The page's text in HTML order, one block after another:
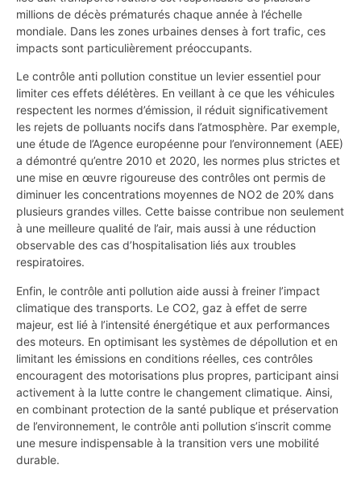
millions de décès prématurés chaque année à l’échelle
mondiale. Dans les zones urbaines denses à fort trafic, ces
impacts sont particulièrement préoccupants.
Le contrôle anti pollution constitue un levier essentiel pour
limiter ces effets délétères. En veillant à ce que les véhicules
respectent les normes d’émission, il réduit significativement
les rejets de polluants nocifs dans l’atmosphère. Par exemple,
une étude de l’Agence européenne pour l’environnement (AEE)
a démontré qu’entre 2010 et 2020, les normes plus strictes et
une mise en œuvre rigoureuse des contrôles ont permis de
diminuer les concentrations moyennes de NO2 de 20% dans
plusieurs grandes villes. Cette baisse contribue non seulement
à une meilleure qualité de l’air, mais aussi à une réduction
observable des cas d’hospitalisation liés aux troubles
respiratoires.
Enfin, le contrôle anti pollution aide aussi à freiner l’impact
climatique des transports. Le CO2, gaz à effet de serre
majeur, est lié à l’intensité énergétique et aux performances
des moteurs. En optimisant les systèmes de dépollution et en
limitant les émissions en conditions réelles, ces contrôles
encouragent des motorisations plus propres, participant ainsi
activement à la lutte contre le changement climatique. Ainsi,
en combinant protection de la santé publique et préservation
de l’environnement, le contrôle anti pollution s’inscrit comme
une mesure indispensable à la transition vers une mobilité
durable.